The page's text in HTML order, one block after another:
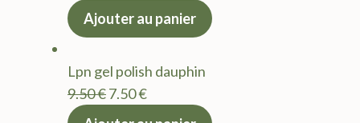
prix
9.50 €.
actuel
7.50 €.
Ajouter au panier
Lpn gel polish dauphin
9.50€Le
prix
7.50€Le